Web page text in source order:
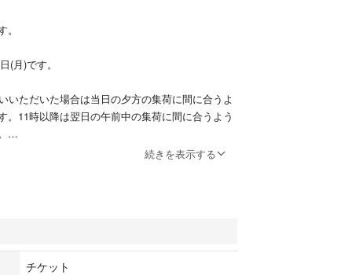
(月)です。
いただいた場合は当日の夕方の集荷に間に合うよ
。11時以降は翌日の午前中の集荷に間に合うよう
続きを表示する
チケット